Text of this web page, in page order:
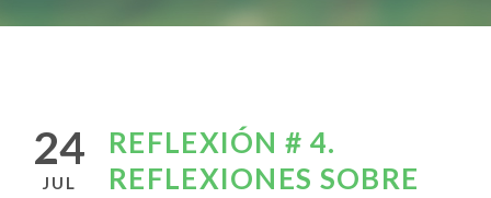
24
JUL
REFLEXIÓN # 4.
REFLEXIONES SOBRE